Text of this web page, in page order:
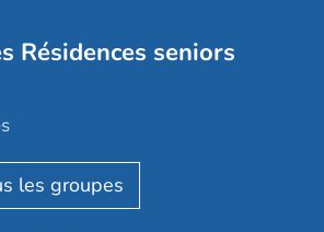
Résidences seniors